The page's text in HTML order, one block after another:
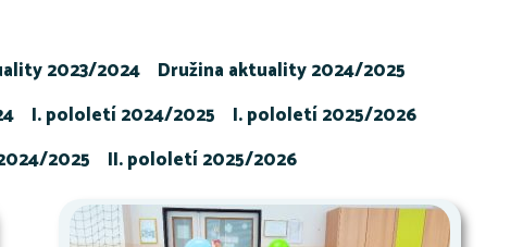
2023/2024
Družina aktuality 2024/2025
I. pololetí 2024/2025
I. pololetí 2025/2026
2025 II. pololetí 2025/2026